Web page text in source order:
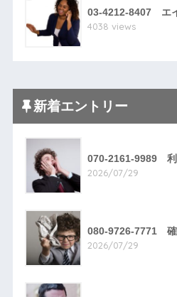
03-4212-8407 エ
4038 views
新着エントリー
070-2161-9989 利
2026/07/29
080-9726-7771 確
2026/07/29